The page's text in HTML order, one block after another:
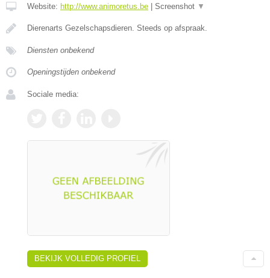
Website: http://www.animoretus.be Screenshot ▼
Dierenarts Gezelschapsdieren. Steeds op afspraak.
Diensten onbekend
Openingstijden onbekend
Sociale media:
BEKIJK VOLLEDIG PROFIEL